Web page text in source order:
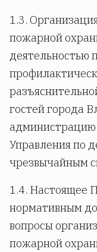
1.3.
пожарной
деятельностью
гостей города
администрацию
Управления по
чрезвычайным
1.4. Настоящее
нормативным
вопросы
пожарной